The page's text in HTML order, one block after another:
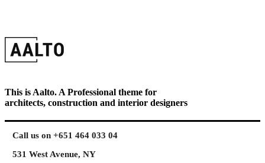
This is Aalto. A Professional theme for
architects, construction and interior designers
Call us on +651 464 033 04
531 West Avenue, NY